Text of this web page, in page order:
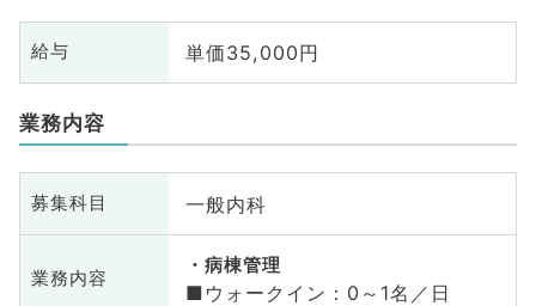
給与 単価35,000円
業務内容
募集科目 一般内科
業務内容
病棟管理
■ウォークイン：0～1名／日